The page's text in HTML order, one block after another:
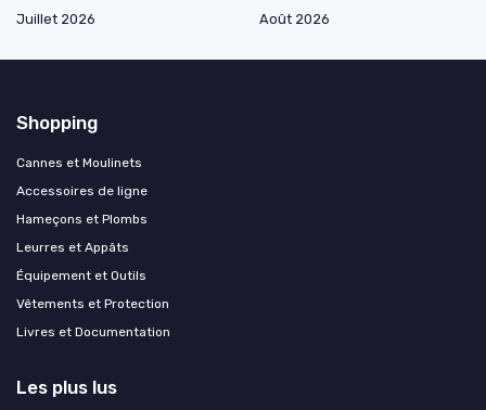
Juillet 2026
Août 2026
Shopping
Cannes et Moulinets
Accessoires de ligne
Hameçons et Plombs
Leurres et Appâts
Équipement et Outils
Vêtements et Protection
Livres et Documentation
Les plus lus